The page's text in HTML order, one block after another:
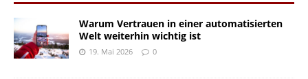
Warum Vertrauen in einer automatisierten
Welt weiterhin wichtig ist
19. Mai 2026 0